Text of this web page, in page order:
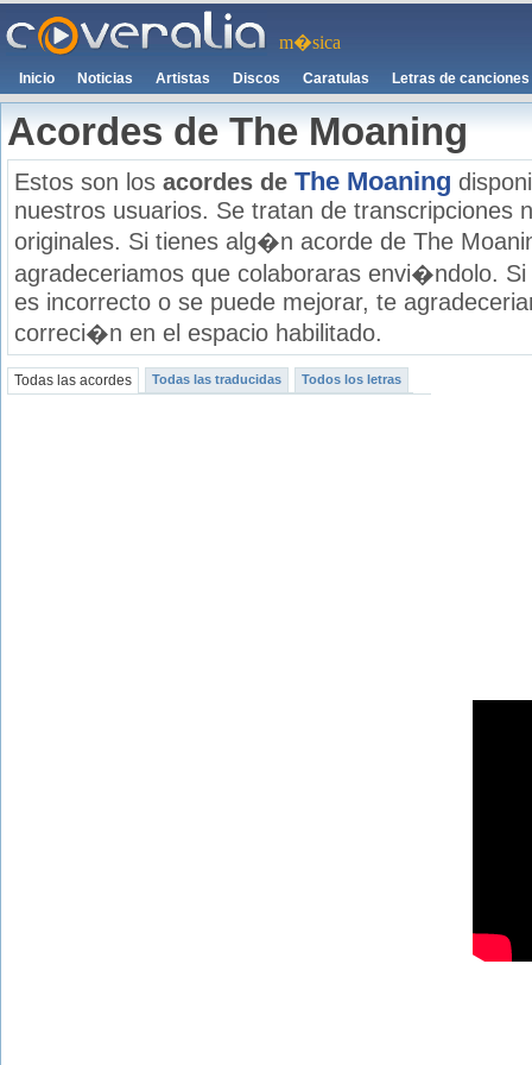
m�sica
Inicio Noticias Artistas Discos Caratulas Letras de canciones
Acordes de The Moaning
Estos son los acordes de The Moaning
nuestros usuarios. Se tratan de transcripciones
originales. Si tienes alg�n acorde de The
agradeceriamos que colaboraras envi�ndolo.
es incorrecto o se puede mejorar, te
correci�n en el espacio habilitado.
Todas las acordes Todas las traducidas Todos los letras